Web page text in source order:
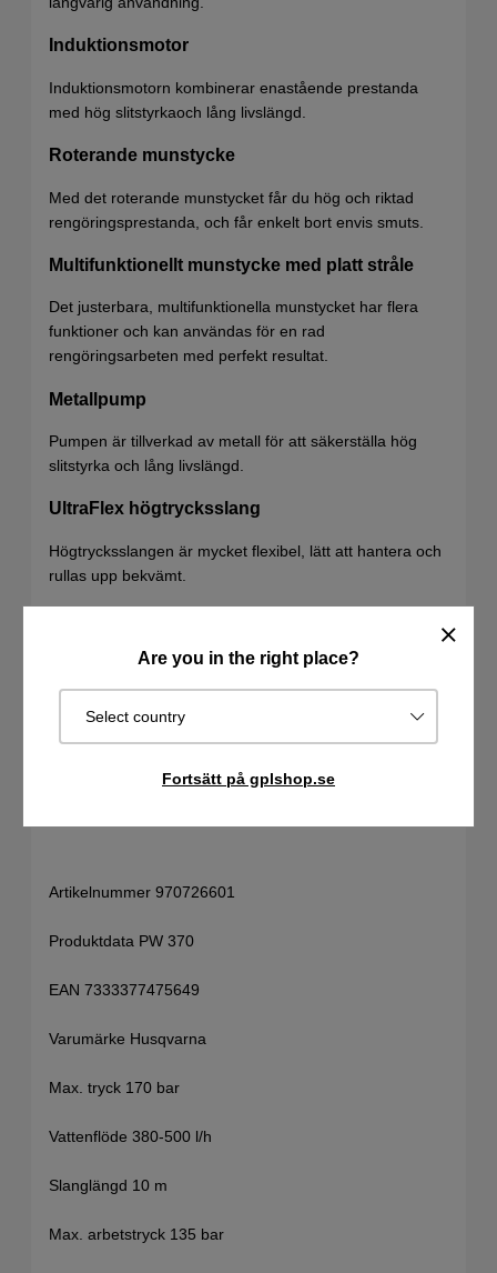
Are you in the right place?
Select country
Fortsätt på gplshop.se
Induktionsmotor
Induktionsmotorn kombinerar enastående prestanda
med hög slitstyrkaoch lång livslängd.
Roterande munstycke
Med det roterande munstycket får du hög och riktad
rengöringsprestanda, och får enkelt bort envis smuts.
Multifunktionellt munstycke med platt stråle
Det justerbara, multifunktionella munstycket har flera
funktioner och kan användas för en rad
rengöringsarbeten med perfekt resultat.
Metallpump
Pumpen är tillverkad av metall för att säkerställa hög
slitstyrka och lång livslängd.
UltraFlex högtrycksslang
Högtrycksslangen är mycket flexibel, lätt att hantera och
rullas upp bekvämt.
Maximerad effektivitet och bekvämlighet genom
sprinklerstavens dubbla svivelfunktioner och snabba
anslutningar för slang, munstycken och tillbehör.
Artikelnummer 970726601
Produktdata PW 370
EAN 7333377475649
Varumärke Husqvarna
Max. tryck 170 bar
Vattenflöde 380-500 l/h
Slanglängd 10 m
Max. arbetstryck 135 bar